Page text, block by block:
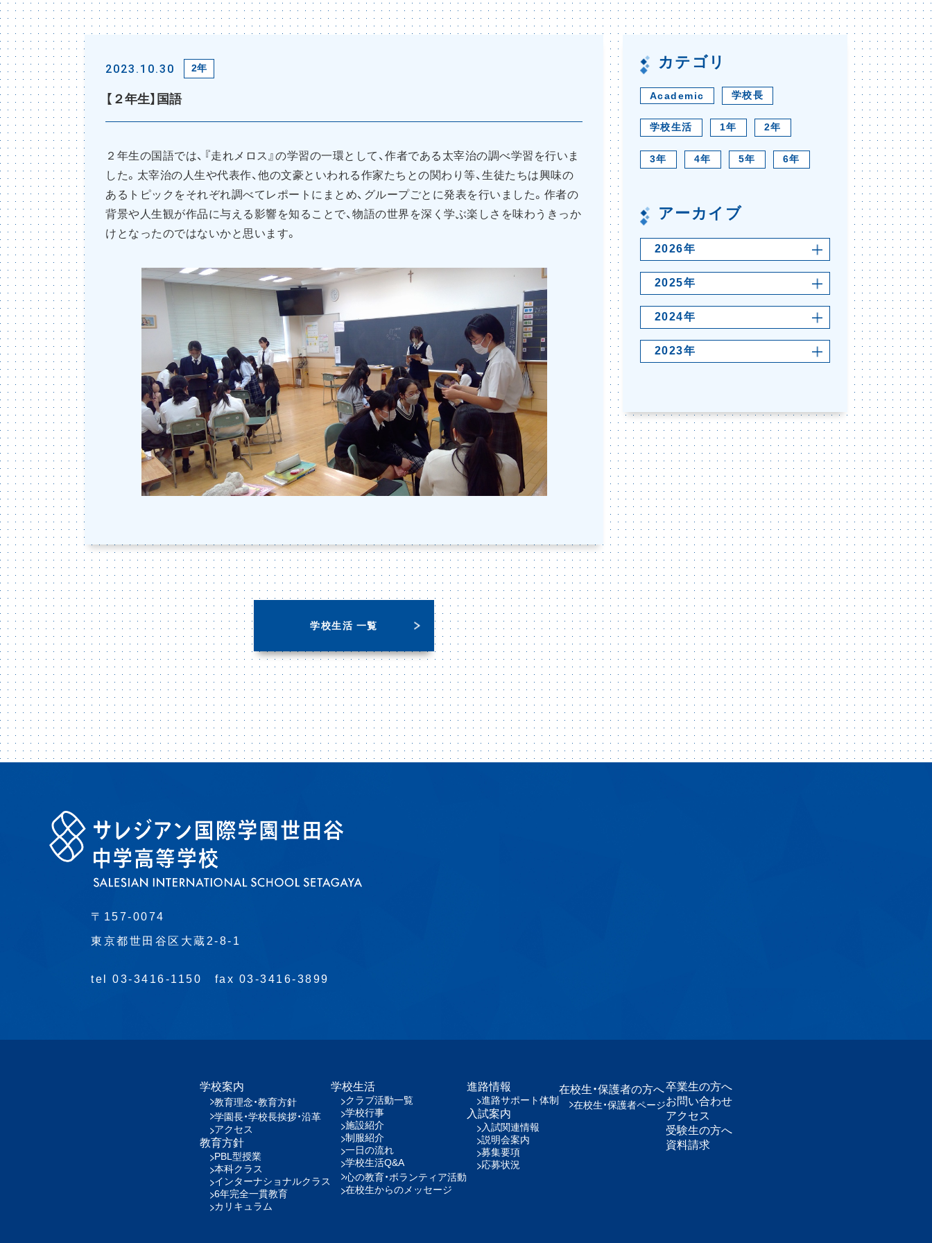
2023.10.30 2年
【２年生】国語
２年生の国語では、『走れメロス』の学習の一環として、作者である太宰治の調べ学習を行いま
した。太宰治の人生や代表作、他の文豪といわれる作家たちとの関わり等、生徒たちは興味の
あるトピックをそれぞれ調べてレポートにまとめ、グループごとに発表を行いました。作者の
背景や人生観が作品に与える影響を知ることで、物語の世界を深く学ぶ楽しさを味わうきっか
けとなったのではないかと思います。
学校生活 一覧
カテゴリ
Academic 学校長
学校生活 1年 2年
3年 4年 5年 6年
アーカイブ
2026年
2025年
2024年
2023年
〒157-0074
東京都世田谷区大蔵2-8-1
tel 03-3416-1150 fax 03-3416-3899
学校案内
教育理念・教育方針
学園長・学校長挨拶・沿革
アクセス
教育方針
PBL型授業
本科クラス
インターナショナルクラス
6年完全一貫教育
カリキュラム
学校生活
クラブ活動一覧
学校行事
施設紹介
制服紹介
一日の流れ
学校生活Q&A
心の教育・ボランティア活動
在校生からのメッセージ
進路情報
進路サポート体制
入試案内
入試関連情報
説明会案内
募集要項
応募状況
在校生・保護者の方へ
在校生・保護者ページ
卒業生の方へ
お問い合わせ
アクセス
受験生の方へ
資料請求